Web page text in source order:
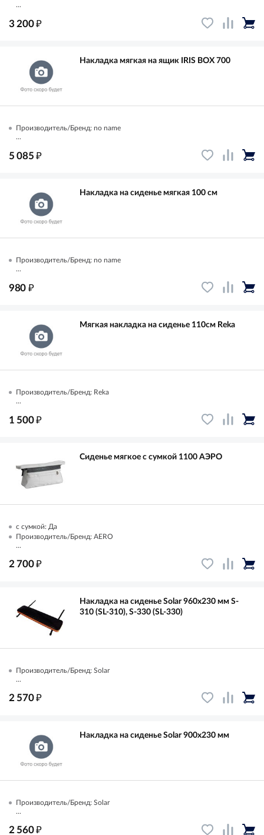
...
3 200₽
Накладка мягкая на ящик IRIS BOX 700
Производитель/Бренд: no name
...
5 085₽
Накладка на сиденье мягкая 100 см
Производитель/Бренд: no name
...
980 ₽
Мягкая накладка на сиденье 110см Reka
Производитель/Бренд: Reka
...
1 500₽
Сиденье мягкое с сумкой 1100 АЭРО
с сумкой: Да
Производитель/Бренд: AERO
...
2 700₽
Накладка на сиденье Solar 960х230 мм S-
310 (SL-310), S-330 (SL-330)
Производитель/Бренд: Solar
...
2 570₽
Накладка на сиденье Solar 900х230 мм
Производитель/Бренд: Solar
...
2 560₽